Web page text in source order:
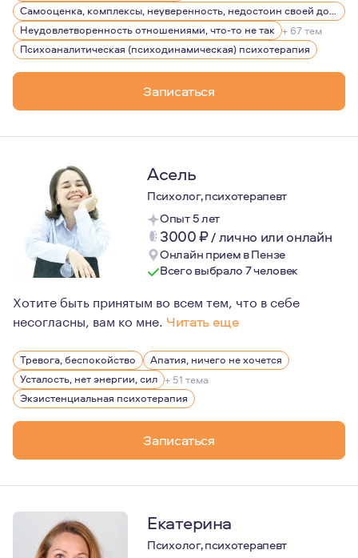
Самооценка, комплексы, неуверенность, недостоин своей должности или положения в обществе
Неудовлетворенность отношениями, что-то не так + 67 тем
Психоаналитическая (психодинамическая) психотерапия
Записаться
Асель
Психолог, психотерапевт
Опыт 5 лет
3000₽/лично или онлайн
Онлайн прием в Пензе
Всего выбрало 7 человек
Хотите быть принятым во всем тем, что в себе
несогласны, вам ко мне. Читать еще
Мне всегда был интересен человек: какой он, что им
Также важное об о мне: на протяжении четырех лет я
Тревога, беспокойство
Апатия, ничего не хочется
Усталость, нет энергии, сил + 51 тема
Экзистенциальная психотерапия
Записаться
Екатерина
Психолог, психотерапевт